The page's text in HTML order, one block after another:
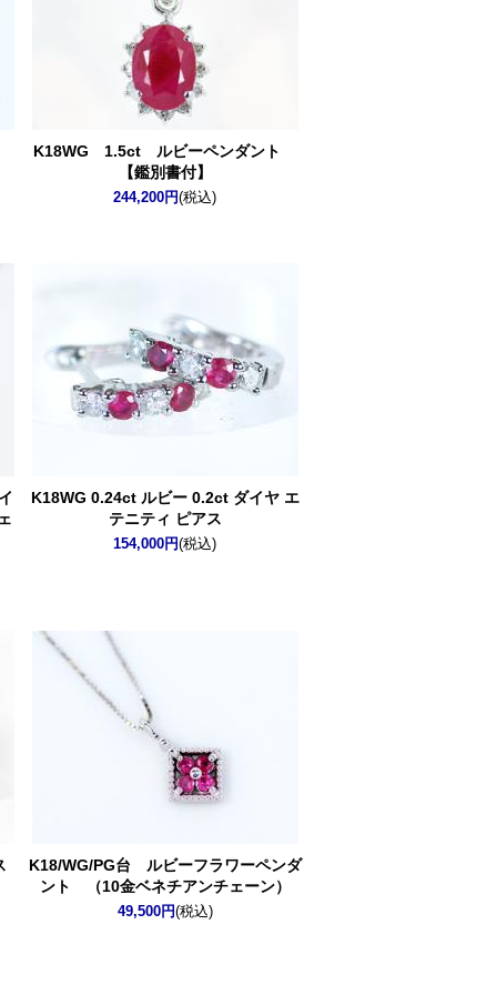
K18WG 1.5ct ルビーペンダント
【鑑別書付】
244,200円(税込)
K18WG 0.24ct ルビー 0.2ct ダイヤ エ
テニティ ピアス
154,000円(税込)
K18/WG/PG台 ルビーフラワーペンダ
ント （10金ベネチアンチェーン）
49,500円(税込)